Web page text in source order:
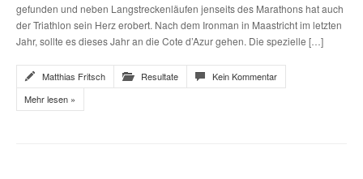
gefunden und neben Langstreckenläufen jenseits des Marathons hat auch
der Triathlon sein Herz erobert. Nach dem Ironman in Maastricht im letzten
Jahr, sollte es dieses Jahr an die Cote d’Azur gehen. Die spezielle […]
Matthias Fritsch Resultate
Kein Kommentar
Mehr lesen »